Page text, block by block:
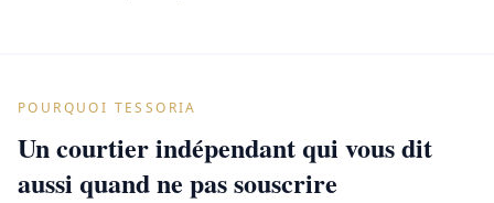
POURQUOI TESSORIA
Un courtier indépendant qui vous dit
aussi quand ne pas souscrire